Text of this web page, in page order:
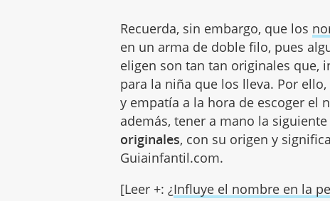
Recuerda, sin embargo, que los
en un arma de doble filo, pues
eligen son tan tan originales que,
para la niña que los lleva. Por
y empatía a la hora de escoger el
además, tener a mano la siguiente
originales, con su origen y
Guiainfantil.com.
[Leer +: ¿Influye el nombre en la